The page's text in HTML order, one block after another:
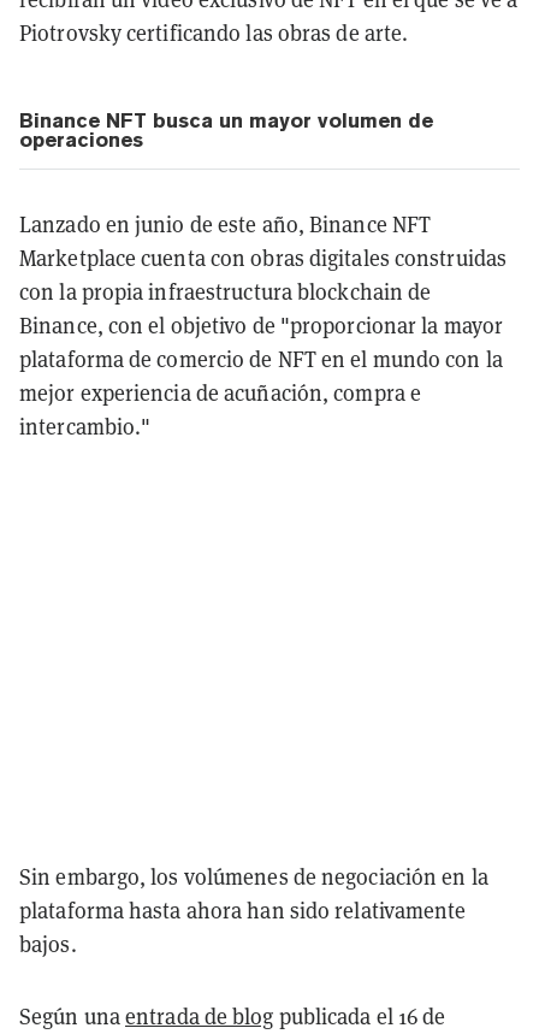
Piotrovsky certificando las obras de arte.
Binance NFT busca un mayor volumen de
operaciones
Lanzado en junio de este año, Binance NFT
Marketplace cuenta con obras digitales construidas
con la propia infraestructura blockchain de
Binance, con el objetivo de "proporcionar la mayor
plataforma de comercio de NFT en el mundo con la
mejor experiencia de acuñación, compra e
intercambio."
Sin embargo, los volúmenes de negociación en la
plataforma hasta ahora han sido relativamente
bajos.
Según unaentrada de blog publicada el 16 de